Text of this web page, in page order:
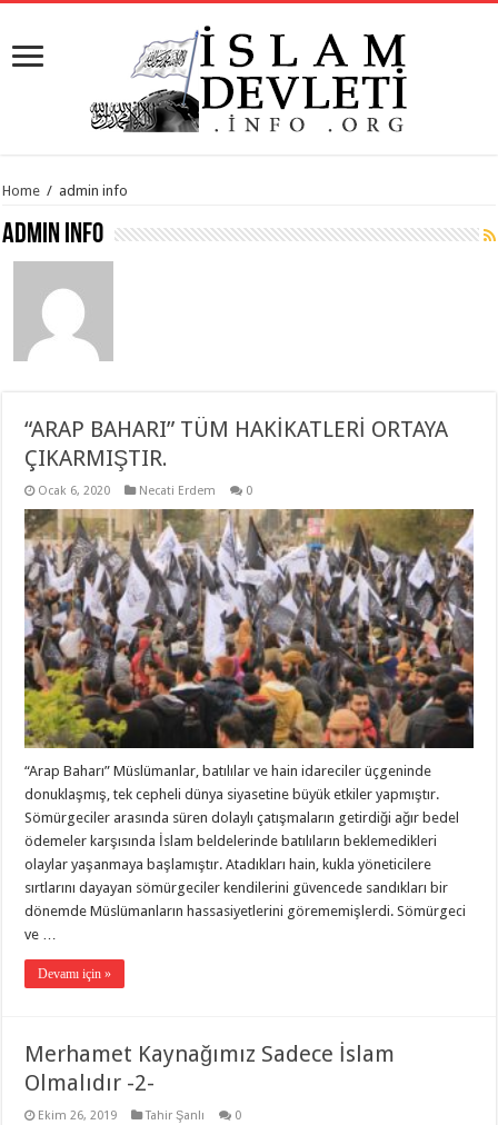
Home / admin info
admin info
“ARAP BAHARI” TÜM HAKİKATLERİ ORTAYA
ÇIKARMIŞTIR.
Ocak 6, 2020 Necati Erdem 0
“Arap Baharı” Müslümanlar, batılılar ve hain idareciler üçgeninde
donuklaşmış, tek cepheli dünya siyasetine büyük etkiler yapmıştır.
Sömürgeciler arasında süren dolaylı çatışmaların getirdiği ağır bedel
ödemeler karşısında İslam beldelerinde batılıların beklemedikleri
olaylar yaşanmaya başlamıştır. Atadıkları hain, kukla yöneticilere
sırtlarını dayayan sömürgeciler kendilerini güvencede sandıkları bir
dönemde Müslümanların hassasiyetlerini görememişlerdi. Sömürgeci
ve …
Devamı için »
Merhamet Kaynağımız Sadece İslam
Olmalıdır -2-
Ekim 26, 2019 Tahir Şanlı 0